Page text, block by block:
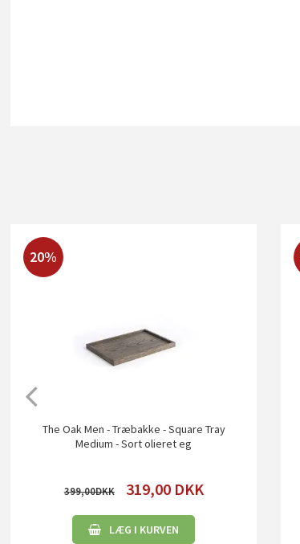
20%
The Oak Men - Træbakke - Square Tray
Medium - Sort olieret eg
399,00 319,00 DKK
LÆG I KURVEN